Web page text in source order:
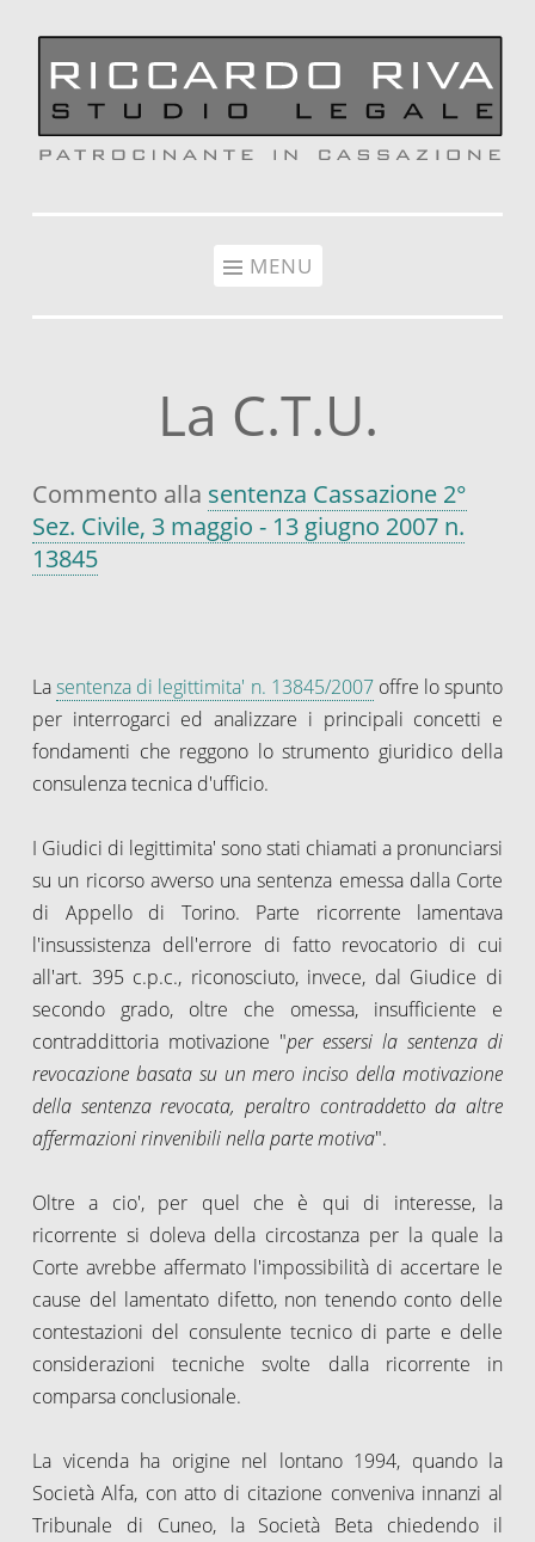
MENU
La C.T.U.
Commento alla sentenza Cassazione 2°
Sez. Civile, 3 maggio - 13 giugno 2007 n.
13845
Lasentenza di legittimita' n. 13845/2007offre lo spunto
per interrogarci ed analizzare i principali concetti e
fondamenti che reggono lo strumento giuridico della
consulenza tecnica d'ufficio.
I Giudici di legittimita' sono stati chiamati a pronunciarsi
su un ricorso avverso una sentenza emessa dalla Corte
di Appello di Torino. Parte ricorrente lamentava
l'insussistenza dell'errore di fatto revocatorio di cui
all'art. 395 c.p.c., riconosciuto, invece, dal Giudice di
secondo grado, oltre che omessa, insufficiente e
contraddittoria motivazione "per essersi la sentenza di
revocazione basata su un mero inciso della motivazione
della sentenza revocata, peraltro contraddetto da altre
affermazioni rinvenibili nella parte motiva".
Oltre a cio', per quel che è qui di interesse, la
ricorrente si doleva della circostanza per la quale la
Corte avrebbe affermato l'impossibilità di accertare le
cause del lamentato difetto, non tenendo conto delle
contestazioni del consulente tecnico di parte e delle
considerazioni tecniche svolte dalla ricorrente in
comparsa conclusionale.
La vicenda ha origine nel lontano 1994, quando la
Società Alfa, con atto di citazione conveniva innanzi al
Tribunale di Cuneo, la Società Beta chiedendo il